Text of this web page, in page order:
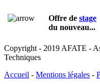
Offre de stage
du nouveau...
Copyright - 2019 AFATE -
Techniques
Accueil - Mentions légales -